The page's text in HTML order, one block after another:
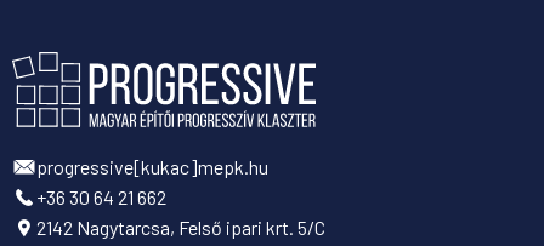
progressive[kukac]mepk.hu
+36 30 64 21 662
2142 Nagytarcsa, Felső ipari krt. 5/C